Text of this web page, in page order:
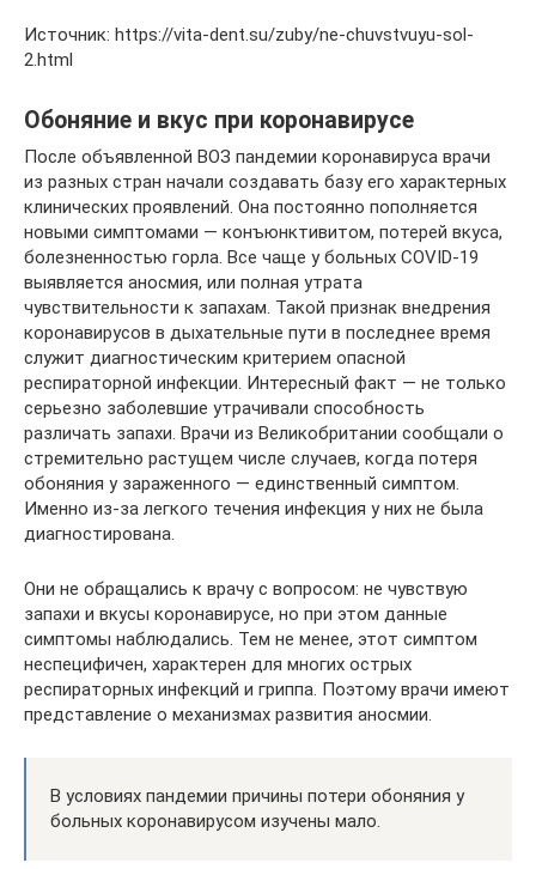
Источник: https://vita-dent.su/zuby/ne-chuvstvuyu-sol-
2.html
Обоняние и вкус при коронавирусе
После объявленной ВОЗ пандемии коронавируса врачи
из разных стран начали создавать базу его характерных
клинических проявлений. Она постоянно пополняется
новыми симптомами — конъюнктивитом, потерей вкуса,
болезненностью горла. Все чаще у больных COVID-19
выявляется аносмия, или полная утрата
чувствительности к запахам. Такой признак внедрения
коронавирусов в дыхательные пути в последнее время
служит диагностическим критерием опасной
респираторной инфекции. Интересный факт — не только
серьезно заболевшие утрачивали способность
различать запахи. Врачи из Великобритании сообщали о
стремительно растущем числе случаев, когда потеря
обоняния у зараженного — единственный симптом.
Именно из-за легкого течения инфекция у них не была
диагностирована.
Они не обращались к врачу с вопросом: не чувствую
запахи и вкусы коронавирусе, но при этом данные
симптомы наблюдались. Тем не менее, этот симптом
неспецифичен, характерен для многих острых
респираторных инфекций и гриппа. Поэтому врачи имеют
представление о механизмах развития аносмии.
В условиях пандемии причины потери обоняния у
больных коронавирусом изучены мало.